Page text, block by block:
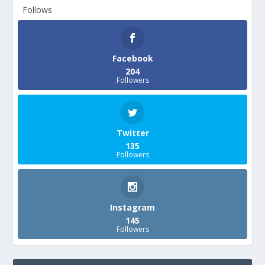
Follows
Facebook
204
Followers
Twitter
135
Followers
Instagram
145
Followers